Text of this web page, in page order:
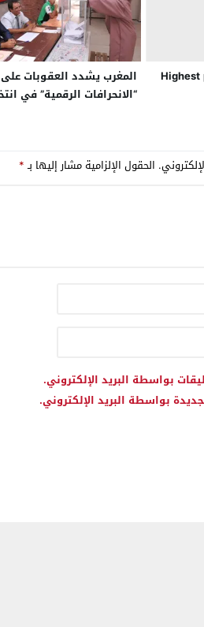
المغرب يشدد العقوبات على
“الانحرافات الرقمية” في
الحقول الإلزامية مشار إليها بـ*
بواسطة البريد الإلكتروني.
بواسطة البريد الإلكتروني.